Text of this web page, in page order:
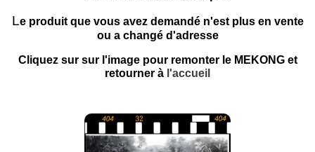
Le produit que vous avez demandé n'est plus en vente
ou a changé d'adresse
Cliquez sur sur l'image pour remonter le MEKONG et
retourner à l'accueil